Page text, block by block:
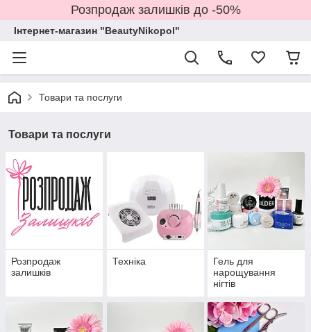
Розпродаж залишків до -50%
Інтернет-магазин "BeautyNikopol"
Товари та послуги
Товари та послуги
Розпродаж
залишків
Техніка
Гель для
нарощування
нігтів